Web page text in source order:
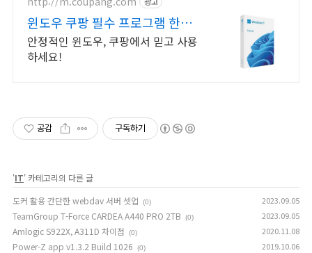
윈도우 쿠팡 필수 프로그램 한번
에!
안정적인 윈도우, 쿠팡에서 믿고 사용
하세요!
공감 구독하기
'IT' 카테고리의 다른 글
도커 활용 간단한 webdav 서버 셋업
(0) 2023.09.05
TeamGroup T-Force CARDEA A440 PRO 2TB (0) 2023.09.05
Amlogic S922X, A311D 차이점 (0) 2020.11.08
Power-Z app v1.3.2 Build 1026 (0) 2019.10.06